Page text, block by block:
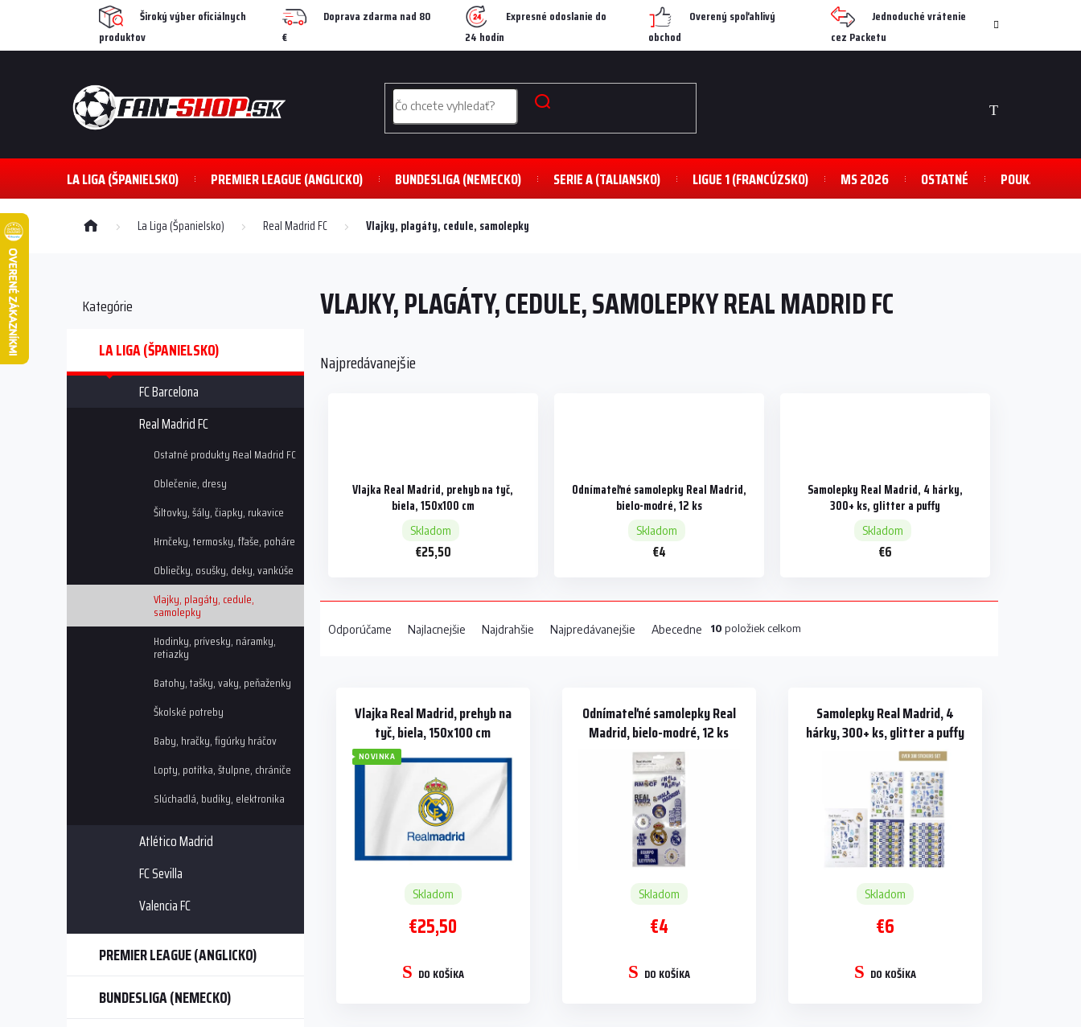
Široký výber oficiálnych
produktov
Doprava zdarma nad 80
€
Expresné odoslanie do
24 hodín
Overený spoľahlivý
obchod
Jednoduché vrátenie
cez Packetu
NÁKUPNÝ
LA LIGA (ŠPANIELSKO) PREMIER LEAGUE (ANGLICKO) BUNDESLIGA (NEMECKO) SERIE A (TALIANSKO) LIGUE 1 (FRANCÚZSKO) MS 2026 OSTATNÉ POUKAZY
Domov La Liga (Španielsko) Real Madrid FC Vlajky, plagáty, cedule, samolepky
a
kategórie
Kategórie
LA LIGA (ŠPANIELSKO)
FC Barcelona
Real Madrid FC
Ostatné produkty Real Madrid FC
Oblečenie, dresy
Šiltovky, šály, čiapky, rukavice
Hrnčeky, termosky, fľaše, poháre
Obliečky, osušky, deky, vankúše
Vlajky, plagáty, cedule,
samolepky
Hodinky, prívesky, náramky,
retiazky
Batohy, tašky, vaky, peňaženky
Školské potreby
Baby, hračky, figúrky hráčov
Lopty, potítka, štulpne, chrániče
Slúchadlá, budíky, elektronika
Atlético Madrid
FC Sevilla
Valencia FC
PREMIER LEAGUE (ANGLICKO)
BUNDESLIGA (NEMECKO)
VLAJKY, PLAGÁTY, CEDULE, SAMOLEPKY REAL MADRID FC
Najpredávanejšie
Vlajka Real Madrid, prehyb na tyč,
biela, 150x100 cm
Skladom
€25,50
Odnímateľné samolepky Real Madrid,
bielo-modré, 12 ks
Skladom
€4
Samolepky Real Madrid, 4 hárky,
300+ ks, glitter a puffy
Skladom
€6
R
Odporúčame Najlacnejšie Najdrahšie Najpredávanejšie Abecedne 10 položiek celkom
Vlajka Real Madrid, prehyb na
tyč, biela, 150x100 cm
NOVINKA
Skladom
€25,50
DO KOŠÍKA
Odnímateľné samolepky Real
Madrid, bielo-modré, 12 ks
Skladom
€4
DO KOŠÍKA
Samolepky Real Madrid, 4
hárky, 300+ ks, glitter a puffy
Skladom
€6
DO KOŠÍKA